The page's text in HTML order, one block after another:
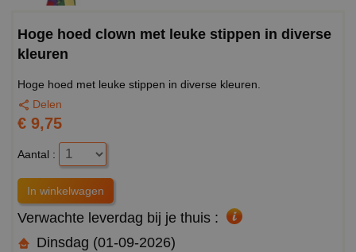
Hoge hoed clown met leuke stippen in diverse
kleuren
Hoge hoed met leuke stippen in diverse kleuren.
Delen
€ 9,75
Aantal :
Verwachte leverdag bij je thuis :
Dinsdag (01-09-2026)